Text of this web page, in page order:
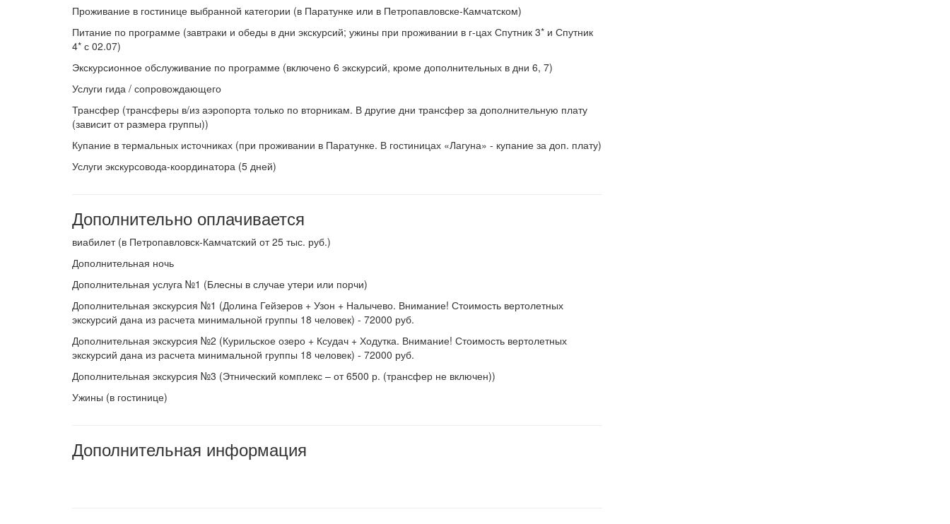
Проживание в гостинице выбранной категории (в Паратунке или в Петропавловске-Камчатском)
Питание по программе (завтраки и обеды в дни экскурсий; ужины при проживании в г-цах Спутник 3* и Спутник
4* с 02.07)
Экскурсионное обслуживание по программе (включено 6 экскурсий, кроме дополнительных в дни 6, 7)
Услуги гида / сопровождающего
Трансфер (трансферы в/из аэропорта только по вторникам. В другие дни трансфер за дополнительную плату
(зависит от размера группы))
Купание в термальных источниках (при проживании в Паратунке. В гостиницах «Лагуна» - купание за доп. плату)
Услуги экскурсовода-координатора (5 дней)
Дополнительно оплачивается
виабилет (в Петропавловск-Камчатский от 25 тыс. руб.)
Дополнительная ночь
Дополнительная услуга №1 (Блесны в случае утери или порчи)
Дополнительная экскурсия №1 (Долина Гейзеров + Узон + Налычево. Внимание! Стоимость вертолетных
экскурсий дана из расчета минимальной группы 18 человек) - 72000 руб.
Дополнительная экскурсия №2 (Курильское озеро + Ксудач + Ходутка. Внимание! Стоимость вертолетных
экскурсий дана из расчета минимальной группы 18 человек) - 72000 руб.
Дополнительная экскурсия №3 (Этнический комплекс – от 6500 р. (трансфер не включен))
Ужины (в гостинице)
Дополнительная информация